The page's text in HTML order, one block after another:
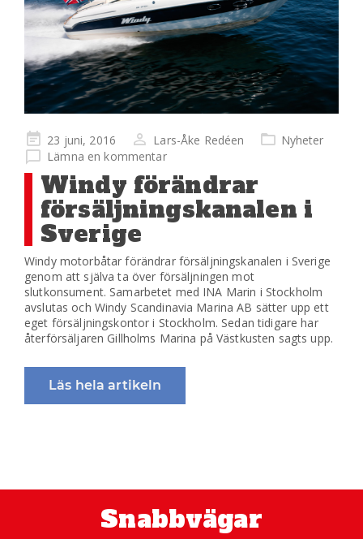
Publicerad
på
23 juni, 2016 Lars-Åke Redéen
Nyheter
Lämna en kommentar
Windy förändrar
försäljningskanalen i
Sverige
Windy motorbåtar förändrar försäljningskanalen i Sverige
genom att själva ta över försäljningen mot
slutkonsument. Samarbetet med INA Marin i Stockholm
avslutas och Windy Scandinavia Marina AB sätter upp ett
eget försäljningskontor i Stockholm. Sedan tidigare har
återförsäljaren Gillholms Marina på Västkusten sagts upp.
Läs hela artikeln
Snabbvägar